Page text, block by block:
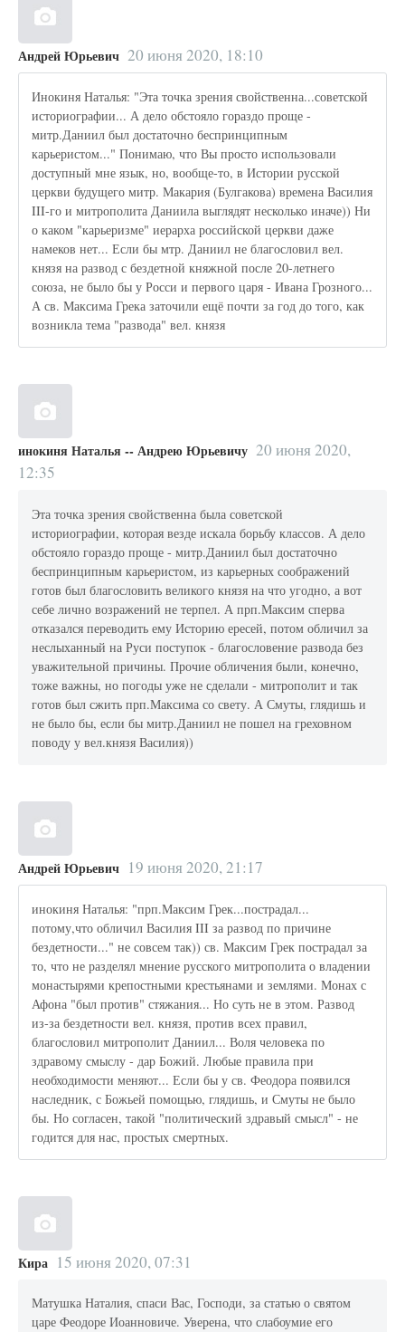
Андрей Юрьевич 20 июня 2020, 18:10
Инокиня Наталья: "Эта точка зрения свойственна...советской
историографии... А дело обстояло гораздо проще -
митр.Даниил был достаточно беспринципным
карьеристом..." Понимаю, что Вы просто использовали
доступный мне язык, но, вообще-то, в Истории русской
церкви будущего митр. Макария (Булгакова) времена Василия
III-го и митрополита Даниила выглядят несколько иначе)) Ни
о каком "карьеризме" иерарха российской церкви даже
намеков нет... Если бы мтр. Даниил не благословил вел.
князя на развод с бездетной княжной после 20-летнего
союза, не было бы у Росси и первого царя - Ивана Грозного...
А св. Максима Грека заточили ещё почти за год до того, как
возникла тема "развода" вел. князя
инокиня Наталья -- Андрею Юрьевичу 20 июня 2020,
12:35
Эта точка зрения свойственна была советской
историографии, которая везде искала борьбу классов. А дело
обстояло гораздо проще - митр.Даниил был достаточно
беспринципным карьеристом, из карьерных соображений
готов был благословить великого князя на что угодно, а вот
себе лично возражений не терпел. А прп.Максим сперва
отказался переводить ему Историю ересей, потом обличил за
неслыханный на Руси поступок - благословение развода без
уважительной причины. Прочие обличения были, конечно,
тоже важны, но погоды уже не сделали - митрополит и так
готов был сжить прп.Максима со свету. А Смуты, глядишь и
не было бы, если бы митр.Даниил не пошел на греховном
поводу у вел.князя Василия))
Андрей Юрьевич 19 июня 2020, 21:17
инокиня Наталья: "прп.Максим Грек...пострадал...
потому,что обличил Василия III за развод по причине
бездетности..." не совсем так)) св. Максим Грек пострадал за
то, что не разделял мнение русского митрополита о владении
монастырями крепостными крестьянами и землями. Монах с
Афона "был против" стяжания... Но суть не в этом. Развод
из-за бездетности вел. князя, против всех правил,
благословил митрополит Даниил... Воля человека по
здравому смыслу - дар Божий. Любые правила при
необходимости меняют... Если бы у св. Феодора появился
наследник, с Божьей помощью, глядишь, и Смуты не было
бы. Но согласен, такой "политический здравый смысл" - не
годится для нас, простых смертных.
Кира 15 июня 2020, 07:31
Матушка Наталия, спаси Вас, Господи, за статью о святом
царе Феодоре Иоанновиче. Уверена, что слабоумие его